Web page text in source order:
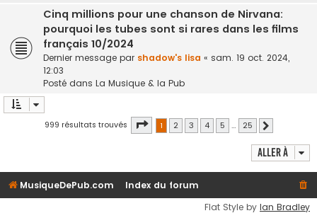
Cinq millions pour une chanson de Nirvana:
pourquoi les tubes sont si rares dans les films
français 10/2024
Dernier message par shadow's lisa « sam. 19 oct. 2024,
12:03
Posté dans La Musique & la Pub
999 résultats trouvés Page 1sur25
1 2 3 4 5 … 25
Aller à
MusiqueDePub.com
Index du forum
Flat Style by Ian Bradley